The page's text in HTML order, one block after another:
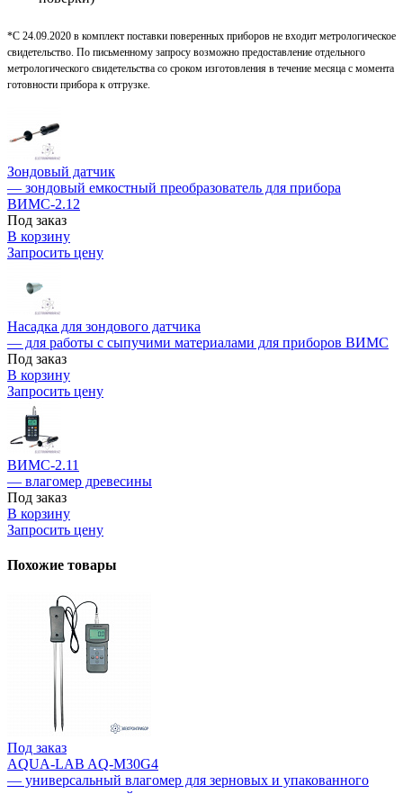
*С 24.09.2020 в комплект поставки поверенных приборов не входит метрологическое
свидетельство. По письменному запросу возможно предоставление отдельного
метрологического свидетельства со сроком изготовления в течение месяца с момента
готовности прибора к отгрузке.
Зондовый датчик
— зондовый емкостный преобразователь для прибора
ВИМС-2.12
Под заказ
В корзину
Запросить цену
Насадка для зондового датчика
— для работы с сыпучими материалами для приборов ВИМС
Под заказ
В корзину
Запросить цену
ВИМС-2.11
— влагомер древесины
Под заказ
В корзину
Запросить цену
Похожие товары
Под заказ
AQUA-LAB AQ-M30G4
— универсальный влагомер для зерновых и упакованного